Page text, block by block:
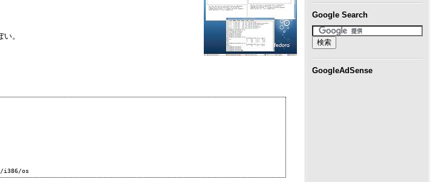
。
Google Search
GoogleAdSense